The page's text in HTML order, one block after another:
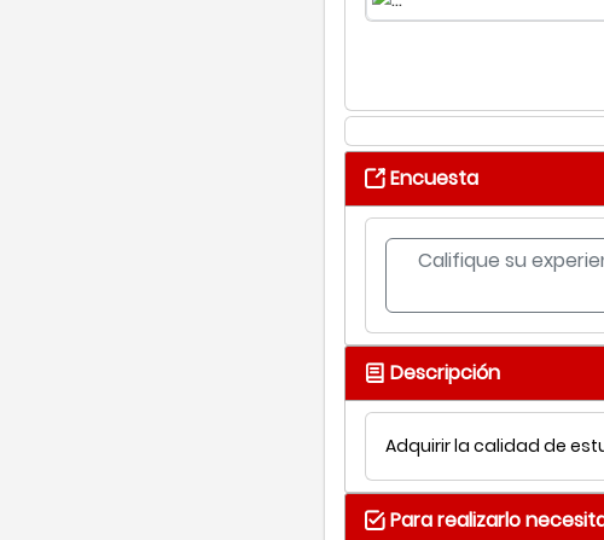
Encuesta
Califique su
Descripción
Adquirir la calidad de
Para realizarlo